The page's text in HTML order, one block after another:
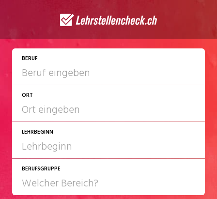
BERUF
ORT
LEHRBEGINN
2027
BERUFSGRUPPE